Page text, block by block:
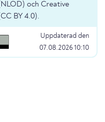
och Creative
BY 4.0).
Uppdaterad den
07.08.2026 10:10